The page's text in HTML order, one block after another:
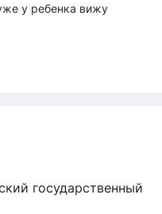
у ребенка вижу
государственный